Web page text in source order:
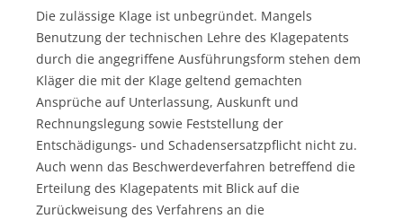
Die zulässige Klage ist unbegründet. Mangels
Benutzung der technischen Lehre des Klagepatents
durch die angegriffene Ausführungsform stehen dem
Kläger die mit der Klage geltend gemachten
Ansprüche auf Unterlassung, Auskunft und
Rechnungslegung sowie Feststellung der
Entschädigungs- und Schadensersatzpflicht nicht zu.
Auch wenn das Beschwerdeverfahren betreffend die
Erteilung des Klagepatents mit Blick auf die
Zurückweisung des Verfahrens an die